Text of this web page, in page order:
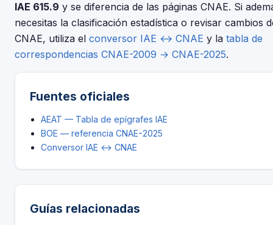
IAE 615.9 y se diferencia de las páginas CNAE. Si
necesitas la clasificación estadística o revisar cambios
CNAE, utiliza el conversor IAE ↔ CNAE y la tabla de
correspondencias CNAE-2009 → CNAE-2025.
Fuentes oficiales
AEAT — Tabla de epígrafes IAE
BOE — referencia CNAE-2025
Conversor IAE ↔ CNAE
Guías relacionadas